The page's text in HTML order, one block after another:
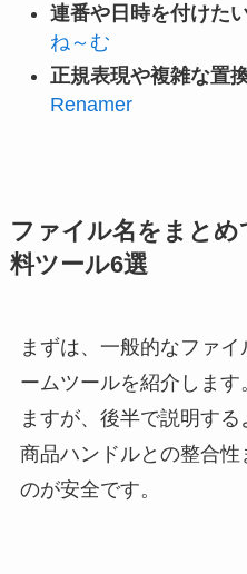
連番や日時を付けた
ね～む
正規表現や複雑な置
Renamer
ファイル名をまと
料ツール6選
まずは、一般的なファ
ームツールを紹介します
ますが、後半で説明す
商品ハンドルとの整合
のが安全です。